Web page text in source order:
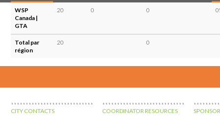
WSP
Canada |
GTA
20 0 0
Total par
région
20 0
CITY CONTACTS COORDINATOR RESOURCES